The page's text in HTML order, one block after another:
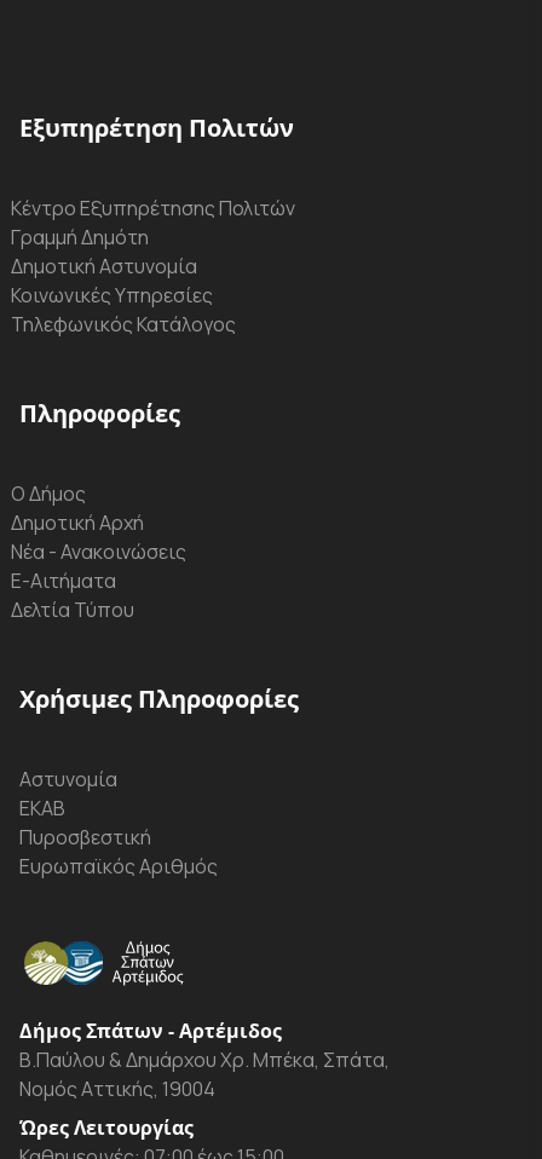
Εξυπηρέτηση Πολιτών
Κέντρο Εξυπηρέτησης Πολιτών
Γραμμή Δημότη
Δημοτική Αστυνομία
Κοινωνικές Υπηρεσίες
Τηλεφωνικός Κατάλογος
Πληροφορίες
Ο Δήμος
Δημοτική Αρχή
Νέα - Ανακοινώσεις
Ε-Αιτήματα
Δελτία Τύπου
Χρήσιμες Πληροφορίες
Αστυνομία
ΕΚΑΒ
Πυροσβεστική
Ευρωπαϊκός Αριθμός
Δήμος Σπάτων - Αρτέμιδος
Β.Παύλου & Δημάρχου Χρ. Μπέκα, Σπάτα,
Νομός Αττικής, 19004
Ώρες Λειτουργίας